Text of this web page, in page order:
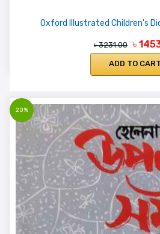
Oxford Illustrated Children's
৳ 3231.00 ৳
ADD TO CART
20%